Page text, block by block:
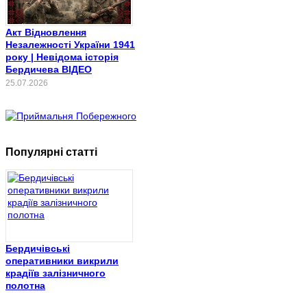
Акт Відновлення
Незалежності України 1941
року | Невідома історія
Бердичева ВІДЕО
25.07.2026
Популярні статті
Бердичівські
оперативники викрили
крадіїв залізничного
полотна